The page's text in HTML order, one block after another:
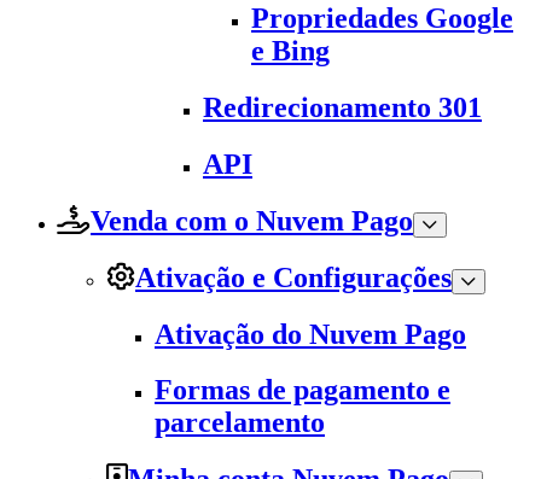
Propriedades Google
e Bing
Redirecionamento 301
API
Venda com o Nuvem Pago
Ativação e Configurações
Ativação do Nuvem Pago
Formas de pagamento e
parcelamento